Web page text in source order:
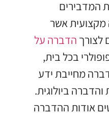
המדבירים
מקצועית אשר
לצורך הדברה על
בכל בית,
מחייבת ידע
ביולוגית.
אודות ההדברה